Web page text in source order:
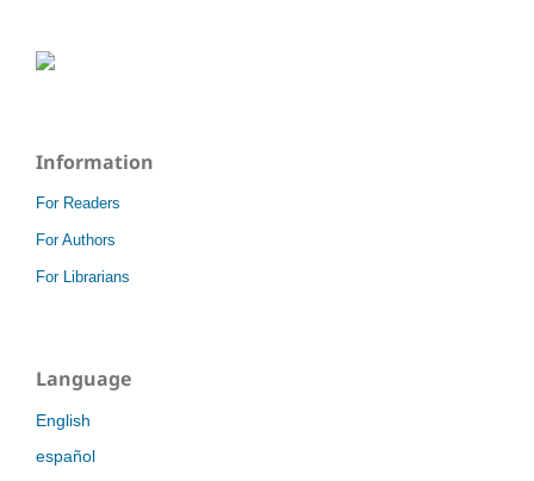
Information
For Readers
For Authors
For Librarians
Language
English
español